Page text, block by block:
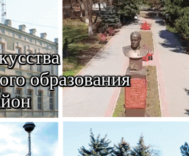
образования